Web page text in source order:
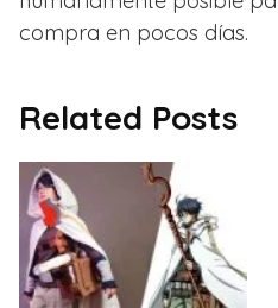
compra en pocos días.
Related Posts